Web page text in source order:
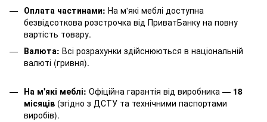
Оплата частинами: На м'які меблі доступна
безвідсоткова розстрочка від ПриватБанку на повну
вартість товару.
Валюта: Всі розрахунки здійснюються в національній
валюті (гривня).
На м'які меблі: Офіційна гарантія від виробника — 18
місяців (згідно з ДСТУ та технічними паспортами
виробів).